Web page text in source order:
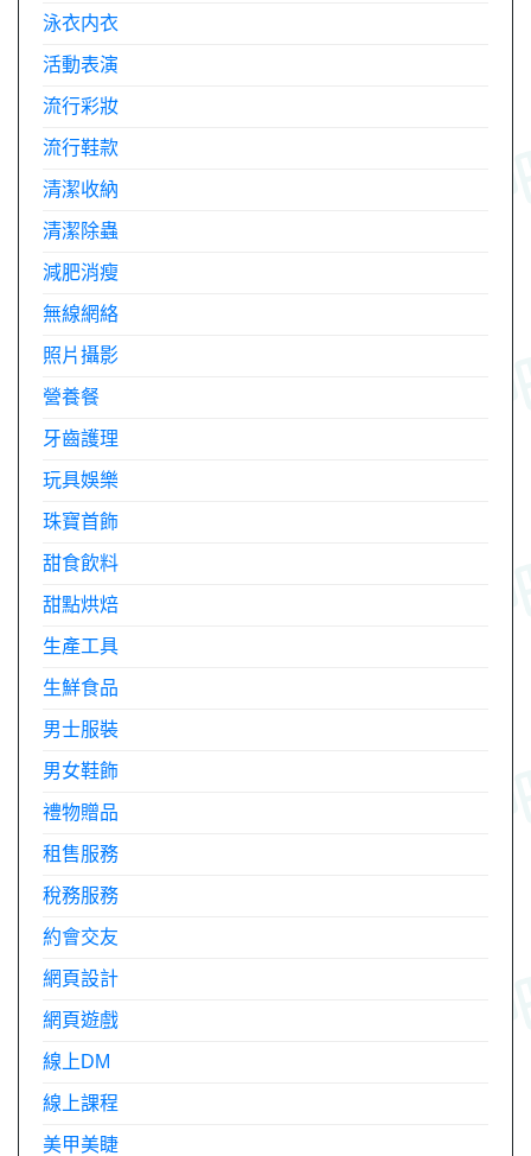
泳衣内衣
活動表演
流行彩妝
流行鞋款
清潔收納
清潔除蟲
減肥消瘦
無線網絡
照片攝影
營養餐
牙齒護理
玩具娛樂
珠寶首飾
甜食飲料
甜點烘焙
生產工具
生鮮食品
男士服裝
男女鞋飾
禮物贈品
租售服務
稅務服務
約會交友
網頁設計
網頁遊戲
線上DM
線上課程
美甲美睫